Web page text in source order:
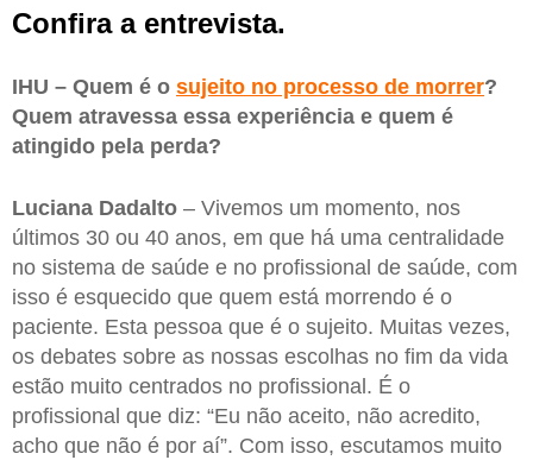
Confira a entrevista.
IHU – Quem é o sujeito no processo de morrer?
Quem atravessa essa experiência e quem é
atingido pela perda?
Luciana Dadalto – Vivemos um momento, nos
últimos 30 ou 40 anos, em que há uma centralidade
no sistema de saúde e no profissional de saúde, com
isso é esquecido que quem está morrendo é o
paciente. Esta pessoa que é o sujeito. Muitas vezes,
os debates sobre as nossas escolhas no fim da vida
estão muito centrados no profissional. É o
profissional que diz: “Eu não aceito, não acredito,
acho que não é por aí”. Com isso, escutamos muito